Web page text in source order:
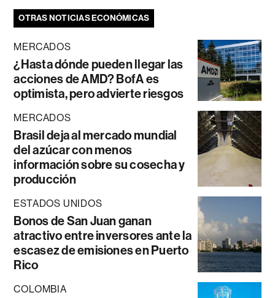
OTRAS NOTICIAS ECONÓMICAS
MERCADOS
¿Hasta dónde pueden llegar las
acciones de AMD? BofA es
optimista, pero advierte riesgos
MERCADOS
Brasil deja al mercado mundial
del azúcar con menos
información sobre su cosecha y
producción
ESTADOS UNIDOS
Bonos de San Juan ganan
atractivo entre inversores ante la
escasez de emisiones en Puerto
Rico
COLOMBIA